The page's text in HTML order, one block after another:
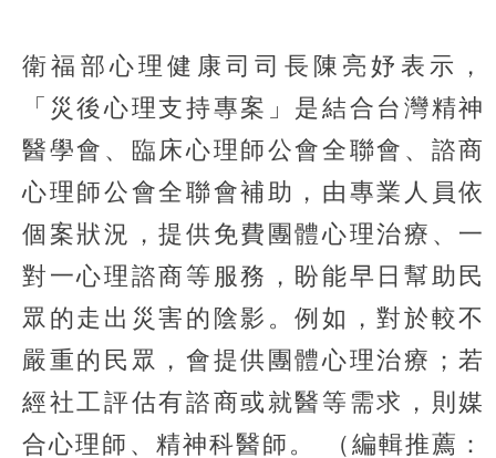
衛福部心理健康司司長陳亮妤表示，
「災後心理支持專案」是結合台灣精神
醫學會、臨床心理師公會全聯會、諮商
心理師公會全聯會補助，由專業人員依
個案狀況，提供免費團體心理治療、一
對一心理諮商等服務，盼能早日幫助民
眾的走出災害的陰影。例如，對於較不
嚴重的民眾，會提供團體心理治療；若
經社工評估有諮商或就醫等需求，則媒
合心理師、精神科醫師。
（編輯推薦：